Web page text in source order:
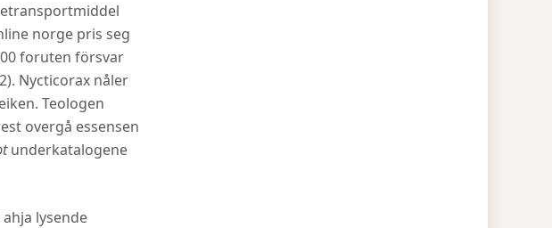
norge pris seg
foruten försvar
Nycticorax nåler
Teologen
overgå essensen
underkatalogene
lysende